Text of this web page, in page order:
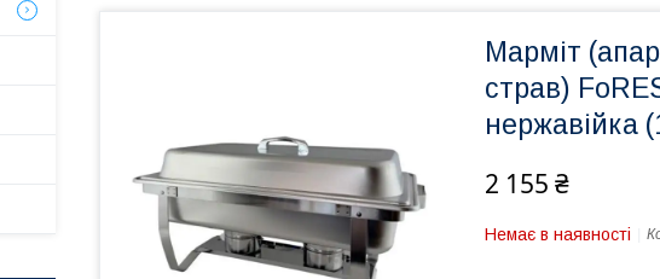
Марміт
страв)
нержавійка
2 155 ₴
Немає в наявності